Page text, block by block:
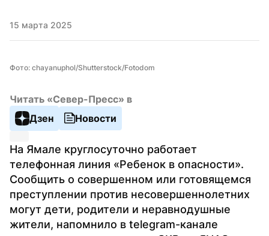
15 марта 2025
Фото: chayanuphol/Shutterstock/Fotodom
Читать «Север-Пресс» в
Дзен
Новости
На Ямале круглосуточно работает
телефонная линия «Ребенок в опасности».
Сообщить о совершенном или готовящемся
преступлении против несовершеннолетних
могут дети, родители и неравнодушные
жители, напомнило в telegram-канале